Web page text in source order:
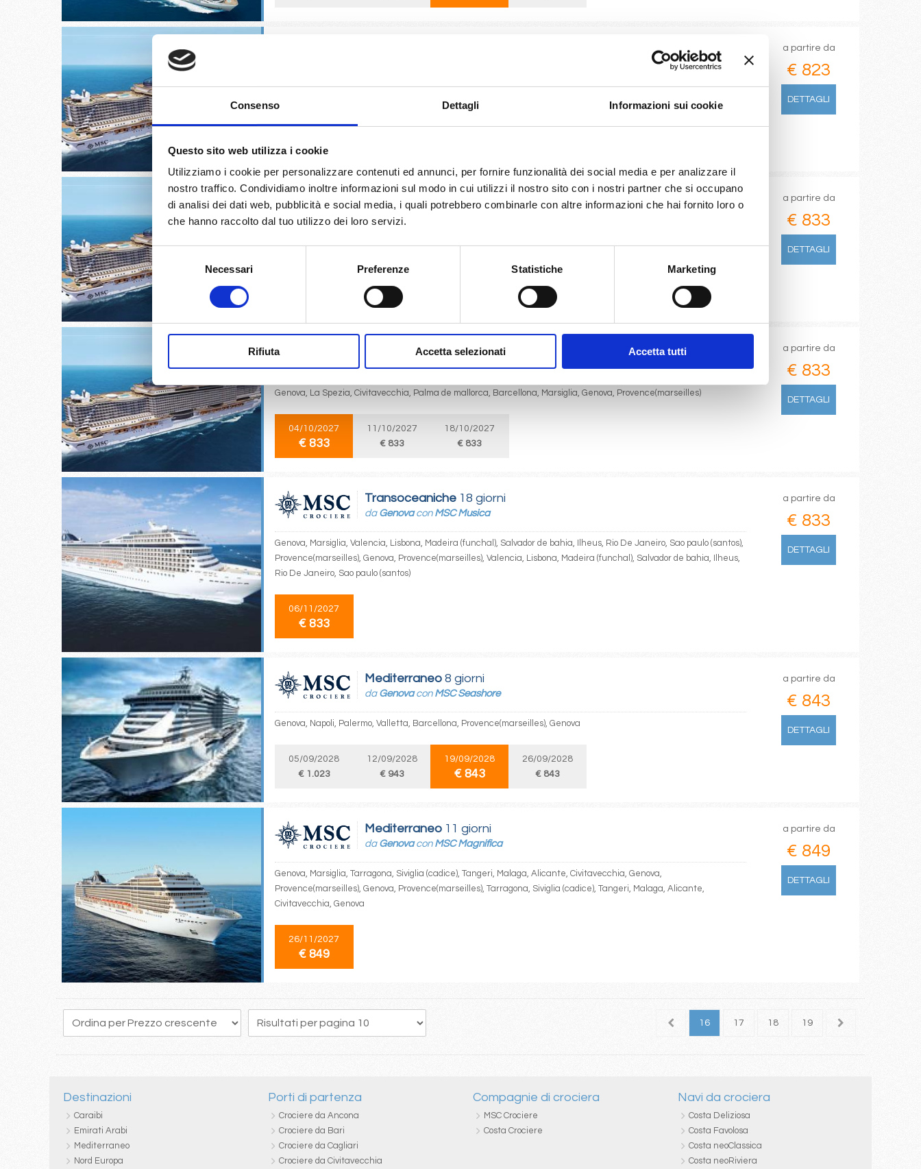
Consenso Dettagli Informazioni sui cookie
Questo sito web utilizza i cookie
Utilizziamo i cookie per personalizzare contenuti ed annunci, per fornire funzionalità dei social media e per analizzare il
nostro traffico. Condividiamo inoltre informazioni sul modo in cui utilizzi il nostro sito con i nostri partner che si occupano
di analisi dei dati web, pubblicità e social media, i quali potrebbero combinarle con altre informazioni che hai fornito loro o
che hanno raccolto dal tuo utilizzo dei loro servizi.
Selezione
del
consenso
Necessari Preferenze Statistiche Marketing
Rifiuta Accetta selezionati Accetta tutti
03/05/2027
10/05/2027
17/05/2027
24/05/2027
31/05/2027
a partire da
€ 823
DETTAGLI
Mediterraneo 8 giorni
Genova con
a partire da
€ 833
DETTAGLI
Mediterraneo8 giorni
Genova, La Spezia, Civitavecchia, Palma de mallorca, Barcellona, Marsiglia, Genova, Provence(marseilles)
04/10/2027
€ 833
11/10/2027
€ 833
18/10/2027
€ 833
a partire da
€ 833
DETTAGLI
Transoceaniche 18 giorni
da Genovacon MSC Musica
Genova, Marsiglia, Valencia, Lisbona, Madeira (funchal), Salvador de bahia, Ilheus, Rio De Janeiro, Sao paulo (santos),
Provence(marseilles), Genova, Provence(marseilles), Valencia, Lisbona, Madeira (funchal), Salvador de bahia, Ilheus,
Rio De Janeiro, Sao paulo (santos)
06/11/2027
€ 833
a partire da
€ 833
DETTAGLI
Mediterraneo 8 giorni
da Genovacon MSC Seashore
Genova, Napoli, Palermo, Valletta, Barcellona, Provence(marseilles), Genova
05/09/2028
€ 1.023
12/09/2028
€ 943
19/09/2028
€ 843
26/09/2028
€ 843
a partire da
€ 843
DETTAGLI
Mediterraneo 11 giorni
da Genovacon MSC Magnifica
Genova, Marsiglia, Tarragona, Siviglia (cadice), Tangeri, Malaga, Alicante, Civitavecchia, Genova,
Provence(marseilles), Genova, Provence(marseilles), Tarragona, Siviglia (cadice), Tangeri, Malaga, Alicante,
Civitavecchia, Genova
26/11/2027
€ 849
a partire da
€ 849
DETTAGLI
1 3 4 5 6 15 16 17 18 19 20
Destinazioni
Caraibi
Emirati Arabi
Mediterraneo
Nord Europa
Porti di partenza
Crociere da Ancona
Crociere da Bari
Crociere da Cagliari
Crociere da Civitavecchia
Compagnie di crociera
MSC Crociere
Costa Crociere
Navi da crociera
Costa Deliziosa
Costa Favolosa
Costa neoClassica
Costa neoRiviera